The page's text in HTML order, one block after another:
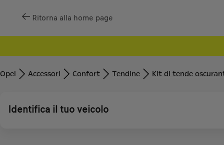
Ritorna alla home page
Opel Accessori Confort Tendine Kit di tende
Identifica il tuo veicolo